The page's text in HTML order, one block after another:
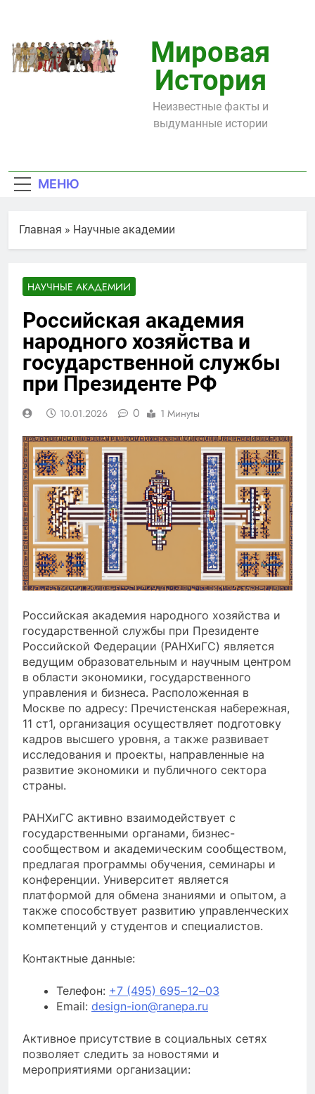
содержимому
Мировая
История
Неизвестные факты и
выдуманные истории
МЕНЮ
Главная » Научные академии
НАУЧНЫЕ АКАДЕМИИ
Российская академия
народного хозяйства и
государственной службы
при Президенте РФ
10.01.2026 0 1 Минуты
Российская академия народного хозяйства и
государственной службы при Президенте
Российской Федерации (РАНХиГС) является
ведущим образовательным и научным центром
в области экономики, государственного
управления и бизнеса. Расположенная в
Москве по адресу: Пречистенская набережная,
11 ст1, организация осуществляет подготовку
кадров высшего уровня, а также развивает
исследования и проекты, направленные на
развитие экономики и публичного сектора
страны.
РАНХиГС активно взаимодействует с
государственными органами, бизнес-
сообществом и академическим сообществом,
предлагая программы обучения, семинары и
конференции. Университет является
платформой для обмена знаниями и опытом, а
также способствует развитию управленческих
компетенций у студентов и специалистов.
Контактные данные:
Телефон: +7 (495) 695‒12‒03
Email: design-ion@ranepa.ru
Активное присутствие в социальных сетях
позволяет следить за новостями и
мероприятиями организации: